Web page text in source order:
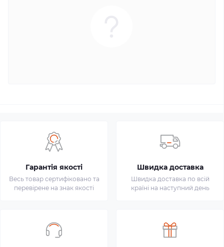
Гарантія якості
Весь товар сертифіковано та
перевірене на знак якості
Швидка доставка
Швидка доставка по всій
країні на наступний день